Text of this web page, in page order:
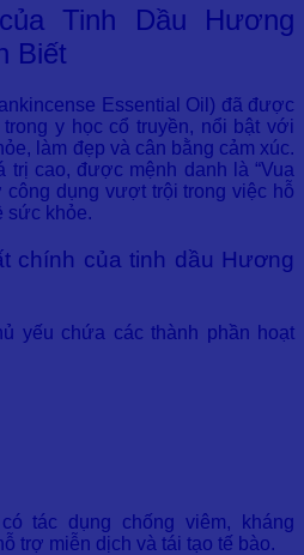
Tinh Dầu Hương
Biết
Essential Oil) đã được
y học cổ truyền, nổi bật với
làm đẹp và cân bằng cảm xúc.
cao, được mệnh danh là “Vua
công dụng vượt trội trong việc hỗ
sức khỏe.
chính của tinh dầu Hương
yếu chứa các thành phần hoạt
tác dụng chống viêm, kháng
trợ miễn dịch và tái tạo tế bào.